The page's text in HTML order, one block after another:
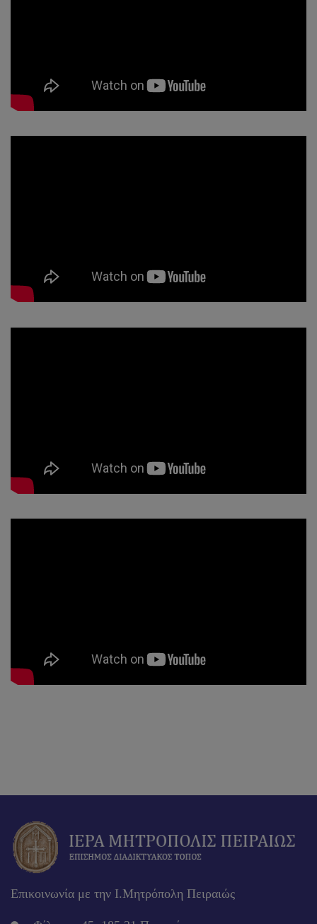
Επικοινωνία με την Ι.Μητρόπολη Πειραιώς